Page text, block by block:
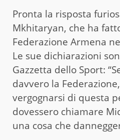
Pronta la risposta
Mkhitaryan, che ha
Federazione Armena
Le sue dichiarazioni
Gazzetta dello Sport:
davvero la
vergognarsi di questa
dovessero chiamare
una cosa che